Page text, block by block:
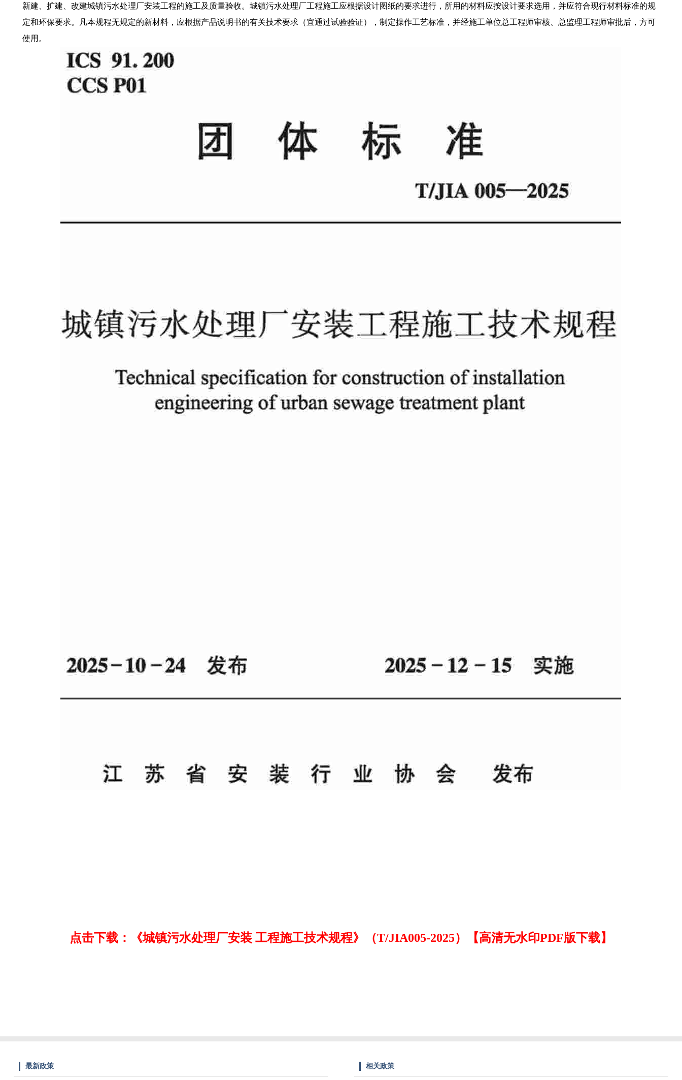
新建、扩建、改建城镇污水处理厂安装工程的施工及质量验收。城镇污水处理厂工程施工应根据设计图纸的要求进行，所用的材料应按设计要求选用，并应符合现行材料标准的规
定和环保要求。凡本规程无规定的新材料，应根据产品说明书的有关技术要求（宜通过试验验证），制定操作工艺标准，并经施工单位总工程师审核、总监理工程师审批后，方可
使用。
点击下载：《城镇污水处理厂安装 工程施工技术规程》（T/JIA005-2025）【高清无水印PDF版下载】
最新政策 相关政策